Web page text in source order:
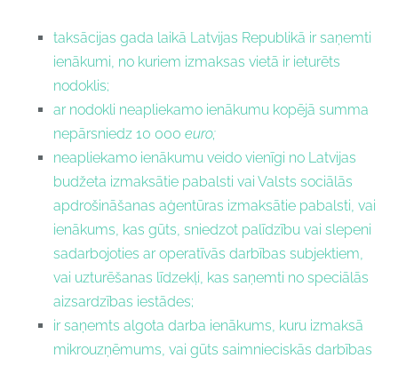
taksācijas gada laikā Latvijas Republikā ir saņemti
ienākumi, no kuriem izmaksas vietā ir ieturēts
nodoklis;
ar nodokli neapliekamo ienākumu kopējā summa
nepārsniedz 10 000 euro;
neapliekamo ienākumu veido vienīgi no Latvijas
budžeta izmaksātie pabalsti vai Valsts sociālās
apdrošināšanas aģentūras izmaksātie pabalsti, vai
ienākums, kas gūts, sniedzot palīdzību vai slepeni
sadarbojoties ar operatīvās darbības subjektiem,
vai uzturēšanas līdzekļi, kas saņemti no speciālās
aizsardzības iestādes;
ir saņemts algota darba ienākums, kuru izmaksā
mikrouzņēmums, vai gūts saimnieciskās darbības